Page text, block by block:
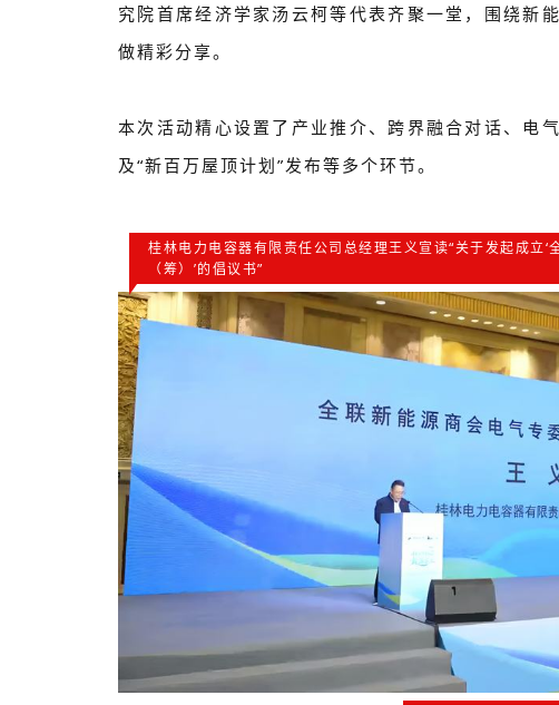
究院首席经济学家汤云柯等代表齐聚一堂，围绕新
做精彩分享。
本次活动精心设置了产业推介、跨界融合对话、电
及“新百万屋顶计划”发布等多个环节。
桂林电力电容器有限责任公司总经理王义宣读“关于发起成立‘
（筹）’的倡议书”